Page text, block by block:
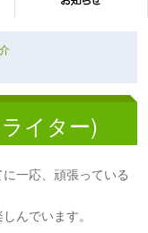
イター)
一応、頑張っている
んでいます。